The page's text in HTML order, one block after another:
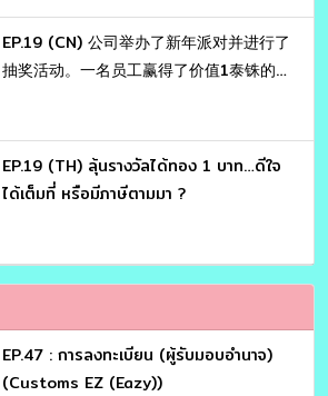
ら以上） といった規定はあるのでしょう
か？
EP.19 (CN) 公司举办了新年派对并进行了
抽奖活动。一名员工赢得了价值1泰铢的
EP.19 (TH) ลุ้นรางวัลได้ทอง 1 บาท…ดีใจ
ได้เต็มที่ หรือมีภาษีตามมา ?
EP.47 : การลงทะเบียน (ผู้รับมอบอำนาจ)
(Customs EZ (Eazy))